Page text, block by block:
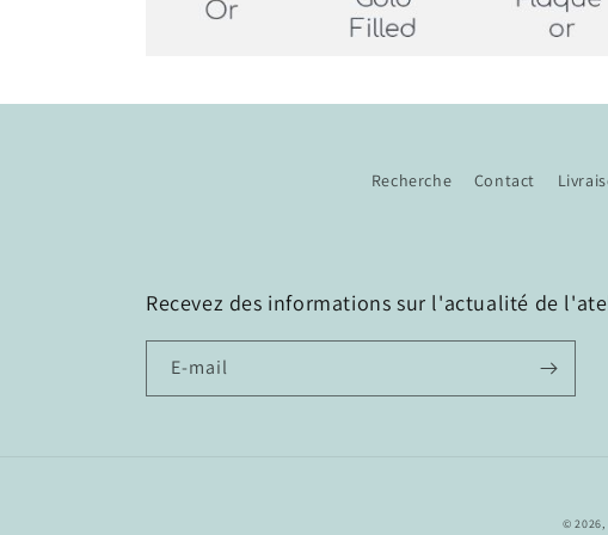
Recherche Contact
Recevez des informations sur l'actualité de
E-mail
© 2026,